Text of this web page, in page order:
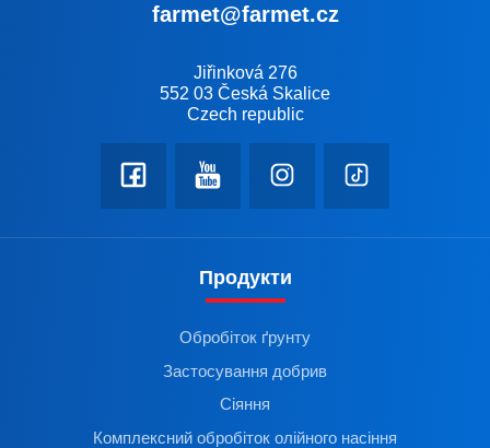
farmet@farmet.cz
Jiřinková 276
552 03 Česká Skalice
Czech republic
Продукти
Обробіток ґрунту
Застосування добрив
Сіяння
Комплексний обробіток олійного насіння